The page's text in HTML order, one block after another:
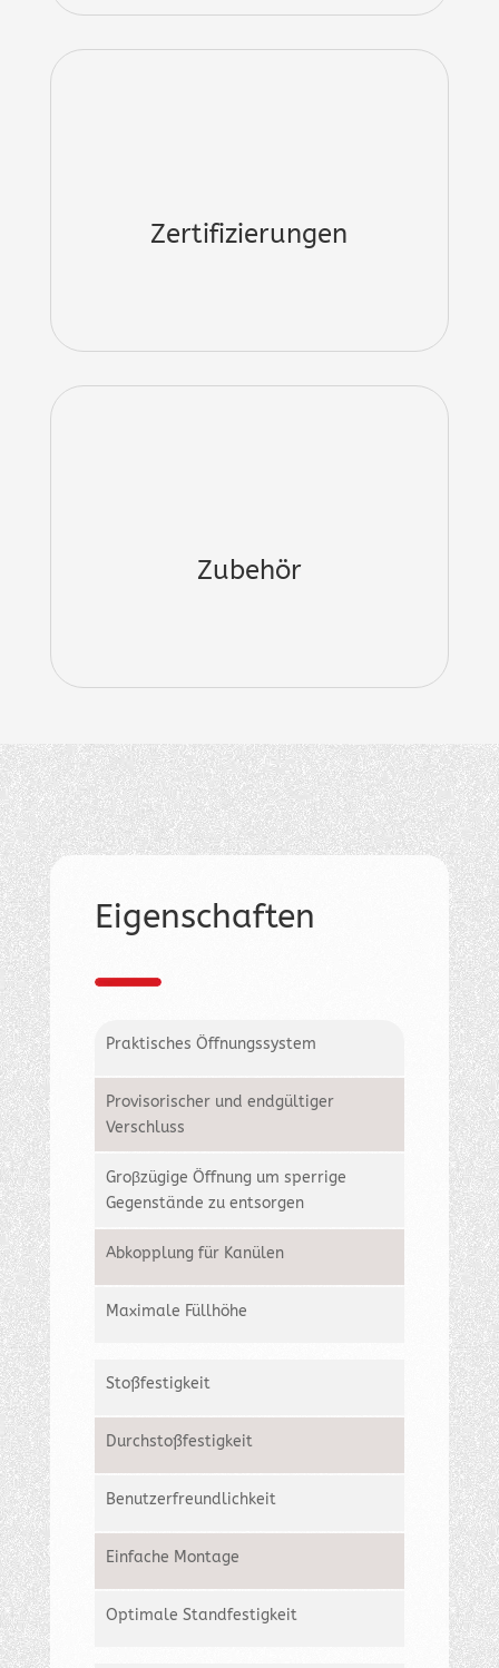
Zertifizierungen
Zubehör
Eigenschaften
Praktisches Öffnungssystem
Provisorischer und endgültiger
Verschluss
Groβzügige Öffnung um sperrige
Gegenstände zu entsorgen
Abkopplung für Kanülen
Maximale Füllhöhe
Stoßfestigkeit
Durchstoßfestigkeit
Benutzerfreundlichkeit
Einfache Montage
Optimale Standfestigkeit